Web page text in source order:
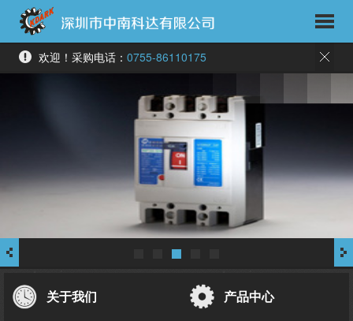
欢迎！采购电话： 0755-86110175
关于我们 产品中心